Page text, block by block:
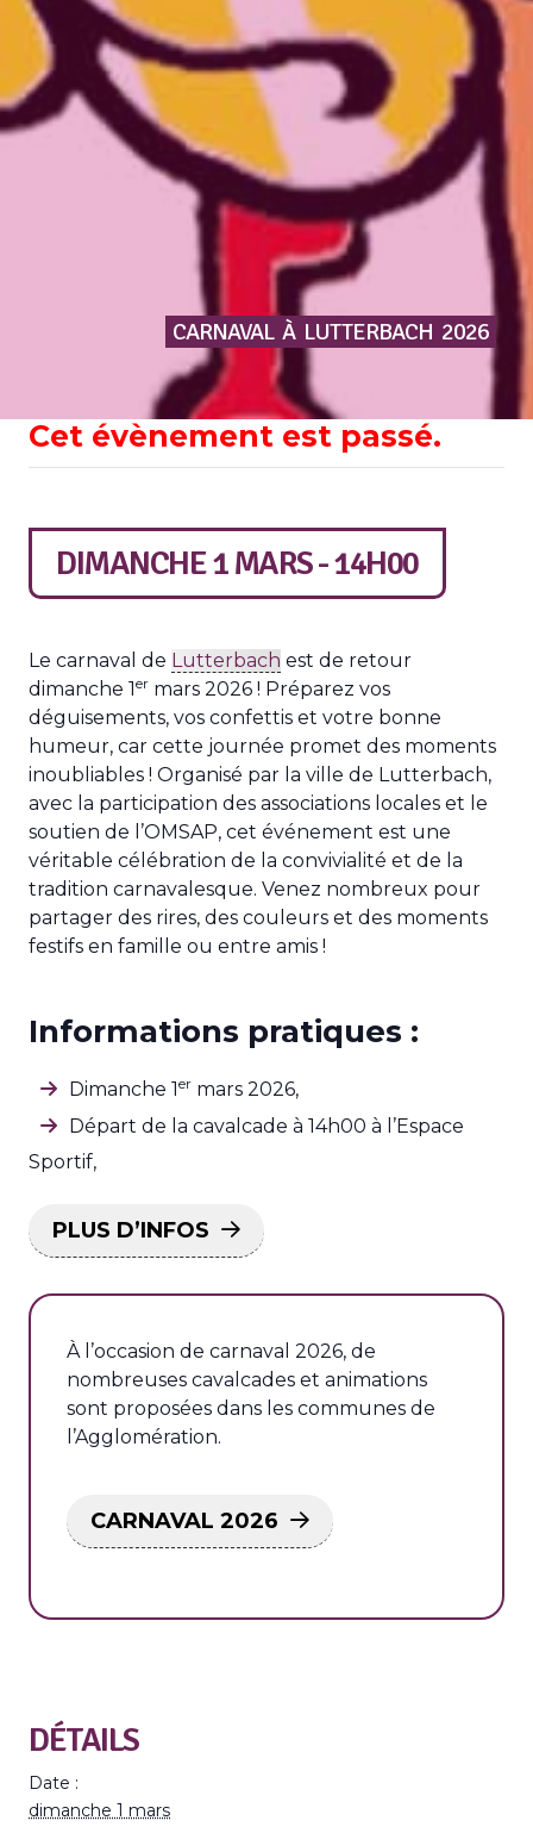
CARNAVAL À LUTTERBACH 2026
Cet évènement est passé.
DIMANCHE 1 MARS - 14H00
Le carnaval de Lutterbach est de retour
dimanche 1er mars 2026 ! Préparez vos
déguisements, vos confettis et votre bonne
humeur, car cette journée promet des moments
inoubliables ! Organisé par la ville de Lutterbach,
avec la participation des associations locales et le
soutien de l’OMSAP, cet événement est une
véritable célébration de la convivialité et de la
tradition carnavalesque. Venez nombreux pour
partager des rires, des couleurs et des moments
festifs en famille ou entre amis !
Informations pratiques :
Dimanche 1er mars 2026,
Départ de la cavalcade à 14h00 à l’Espace
Sportif,
PLUS D’INFOS
À l’occasion de carnaval 2026, de
nombreuses cavalcades et animations
sont proposées dans les communes de
l’Agglomération.
CARNAVAL 2026
DÉTAILS
Date :
dimanche 1 mars